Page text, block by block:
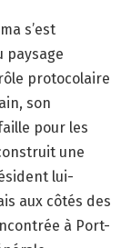
s’est
paysage
protocolaire
son
pour les
une
lui-
aux côtés des
à Port-